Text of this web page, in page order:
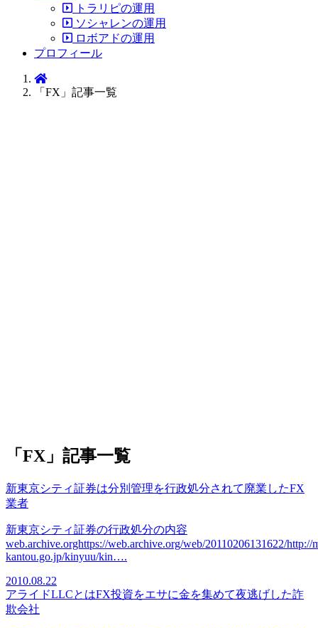
トラリピの運用
ソシャレンの運用
ロボアドの運用
プロフィール
「FX」記事一覧
「FX」記事一覧
新東京シティ証券は分別管理を行政処分されて廃業したFX
業者
新東京シティ証券の行政処分の内容
web.archive.orghttps://web.archive.org/web/20110206131622/http://
kantou.go.jp/kinyuu/kin….
2010.08.22
アライドLLCとはFX投資をエサに金を集めて夜逃げした詐
欺会社